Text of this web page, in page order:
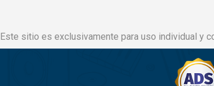
Este sitio es exclusivamente para uso individual y